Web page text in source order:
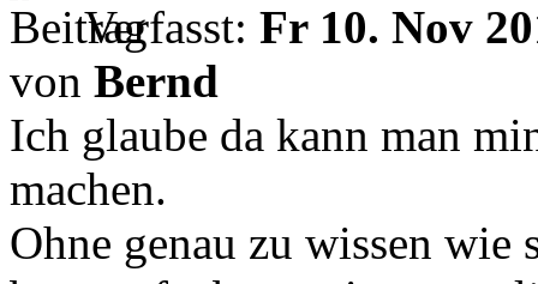
Verfasst: Fr 10. Nov
von Bernd
Ich glaube da kann man
machen.
Ohne genau zu wissen wie